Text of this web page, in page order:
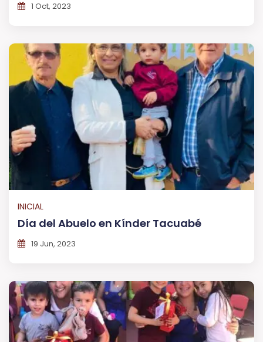
1 Oct, 2023
INICIAL
Día del Abuelo en Kínder Tacuabé
19 Jun, 2023